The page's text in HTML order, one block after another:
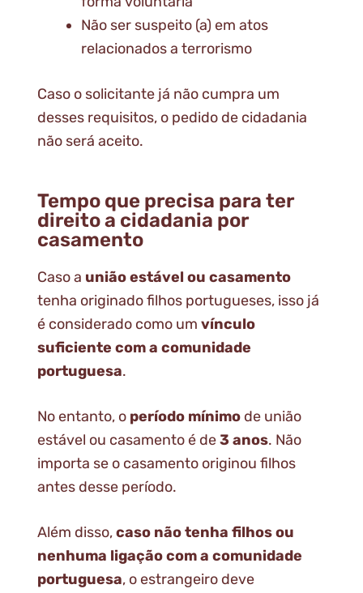
Não ser suspeito (a) em atos
relacionados a terrorismo
Caso o solicitante já não cumpra um
desses requisitos, o pedido de cidadania
não será aceito.
Tempo que precisa para ter
direito a cidadania por
casamento
Caso a união estável ou casamento
tenha originado filhos portugueses, isso já
é considerado como um vínculo
suficiente com a comunidade
portuguesa.
No entanto, o período mínimo de união
estável ou casamento é de3 anos. Não
importa se o casamento originou filhos
antes desse período.
Além disso,caso não tenha filhos ou
nenhuma ligação com a comunidade
portuguesa, o estrangeiro deve